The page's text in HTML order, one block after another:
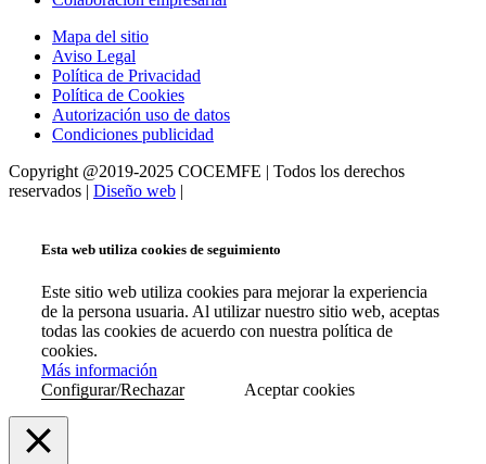
Mapa del sitio
Aviso Legal
Política de Privacidad
Política de Cookies
Autorización uso de datos
Condiciones publicidad
Copyright @2019-2025 COCEMFE | Todos los derechos
reservados | Diseño web |
Esta web utiliza cookies de seguimiento
Este sitio web utiliza cookies para mejorar la experiencia
de la persona usuaria. Al utilizar nuestro sitio web, aceptas
todas las cookies de acuerdo con nuestra política de
cookies.
Más información
Configurar/Rechazar
Aceptar cookies